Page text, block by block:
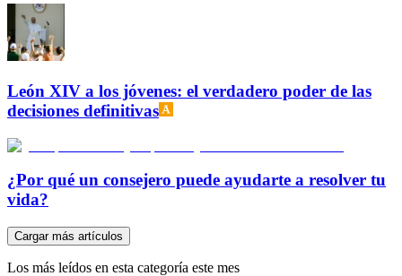
León XIV a los jóvenes: el verdadero poder de las
decisiones definitivas
¿Por qué un consejero puede ayudarte a resolver tu
vida?
Cargar más artículos
Los más leídos en esta categoría este mes